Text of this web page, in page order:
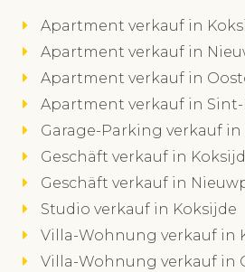
Apartment verkauf in
Apartment verkauf in
Apartment verkauf in
Apartment verkauf in
Garage-Parking verkauf in
Geschäft verkauf in
Geschäft verkauf in
Studio verkauf in Koksijde
Villa-Wohnung verkauf in
Villa-Wohnung verkauf in